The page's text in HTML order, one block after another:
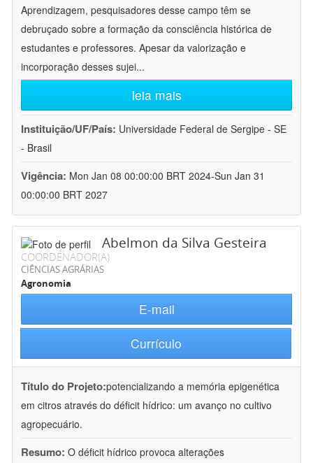
Aprendizagem, pesquisadores desse campo têm se
debruçado sobre a formação da consciência histórica de
estudantes e professores. Apesar da valorização e
incorporação desses sujei...
leia mais
Instituição/UF/País: Universidade Federal de Sergipe - SE
- Brasil
Vigência: Mon Jan 08 00:00:00 BRT 2024-Sun Jan 31
00:00:00 BRT 2027
Abelmon da Silva Gesteira
COORDENADOR(A)
CIÊNCIAS AGRÁRIAS
Agronomia
E-mail
Currículo
Título do Projeto:potencializando a memória epigenética
em citros através do déficit hídrico: um avanço no cultivo
agropecuário.
Resumo: O déficit hídrico provoca alterações